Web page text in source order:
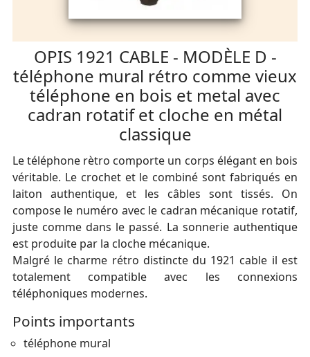
OPIS 1921 CABLE - MODÈLE D -
téléphone mural rétro comme vieux
téléphone en bois et metal avec
cadran rotatif et cloche en métal
classique
Le téléphone rètro comporte un corps élégant en bois
véritable. Le crochet et le combiné sont fabriqués en
laiton authentique, et les câbles sont tissés. On
compose le numéro avec le cadran mécanique rotatif,
juste comme dans le passé. La sonnerie authentique
est produite par la cloche mécanique.
Malgré le charme rétro distincte du 1921 cable il est
totalement compatible avec les connexions
téléphoniques modernes.
Points importants
téléphone mural